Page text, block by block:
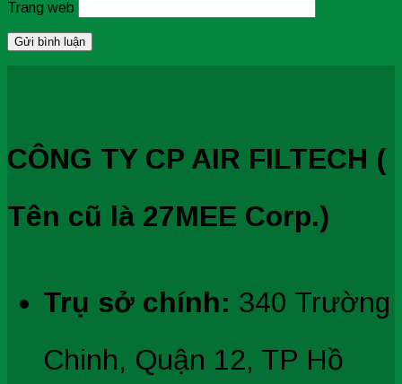
Trang web
CÔNG TY CP AIR FILTECH (
Tên cũ là 27MEE Corp.)
Trụ sở chính: 340 Trường
Chinh, Quận 12, TP Hồ